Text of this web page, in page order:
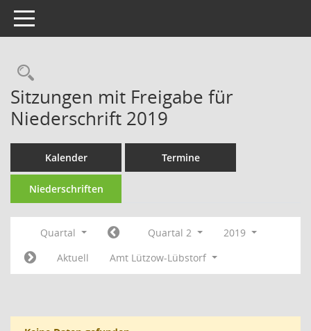
Toggle navigation
Rechercheauswahl
Sitzungen mit Freigabe für
Niederschrift 2019
Kalender Termine
Niederschriften
Quartal Quartal 2
2019
Aktuell
Amt Lützow-Lübstorf